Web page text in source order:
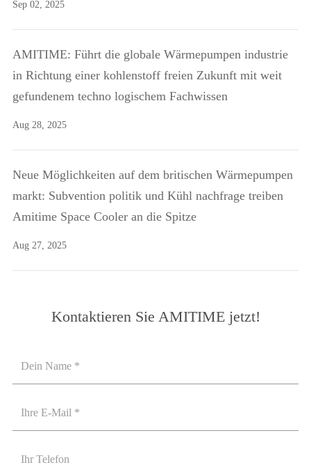
Sep 02, 2025
AMITIME: Führt die globale Wärmepumpen industrie
in Richtung einer kohlenstoff freien Zukunft mit weit
gefundenem techno logischem Fachwissen
Aug 28, 2025
Neue Möglichkeiten auf dem britischen Wärmepumpen
markt: Subvention politik und Kühl nachfrage treiben
Amitime Space Cooler an die Spitze
Aug 27, 2025
Kontaktieren Sie AMITIME jetzt!